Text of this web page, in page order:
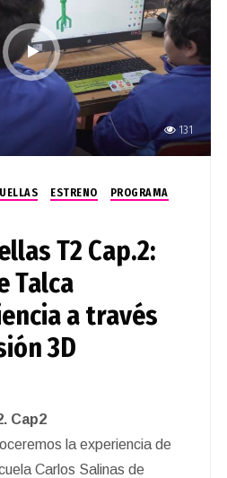
131
ESTRENO
PROGRAMA
T2 Cap.2:
Talca
a través
3D
Cap2
la experiencia de
Carlos Salinas de